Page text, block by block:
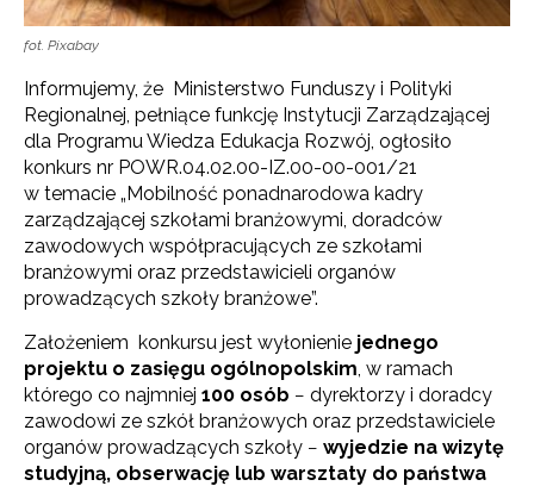
fot. Pixabay
Informujemy, że Ministerstwo Funduszy i Polityki
Regionalnej, pełniące funkcję Instytucji Zarządzającej
dla Programu Wiedza Edukacja Rozwój, ogłosiło
konkurs nr POWR.04.02.00-IZ.00-00-001/21
w temacie „Mobilność ponadnarodowa kadry
zarządzającej szkołami branżowymi, doradców
zawodowych współpracujących ze szkołami
branżowymi oraz przedstawicieli organów
prowadzących szkoły branżowe”.
Założeniem konkursu jest wyłonienie jednego
projektu o zasięgu ogólnopolskim, w ramach
którego co najmniej 100 osób − dyrektorzy i doradcy
zawodowi ze szkół branżowych oraz przedstawiciele
organów prowadzących szkoły − wyjedzie na wizytę
studyjną, obserwację lub warsztaty do państwa